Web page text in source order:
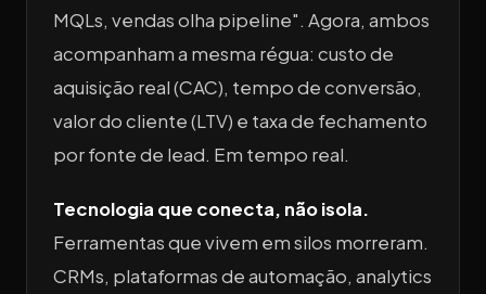
MQLs, vendas olha pipeline". Agora, ambos
acompanham a mesma régua: custo de
aquisição real (CAC), tempo de conversão,
valor do cliente (LTV) e taxa de fechamento
por fonte de lead. Em tempo real.
Tecnologia que conecta, não isola.
Ferramentas que vivem em silos morreram.
CRMs, plataformas de automação, analytics